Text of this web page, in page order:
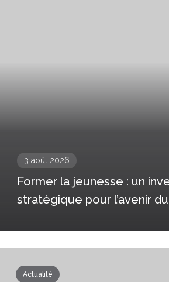
3 août 2026
Former la jeunesse : un
stratégique pour l’avenir
Actualité